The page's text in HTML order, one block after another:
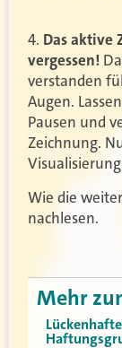
4. Das aktive
vergessen!
verstanden
Augen.
Pausen und
Zeichnung.
Wie die
nachlesen.
Mehr